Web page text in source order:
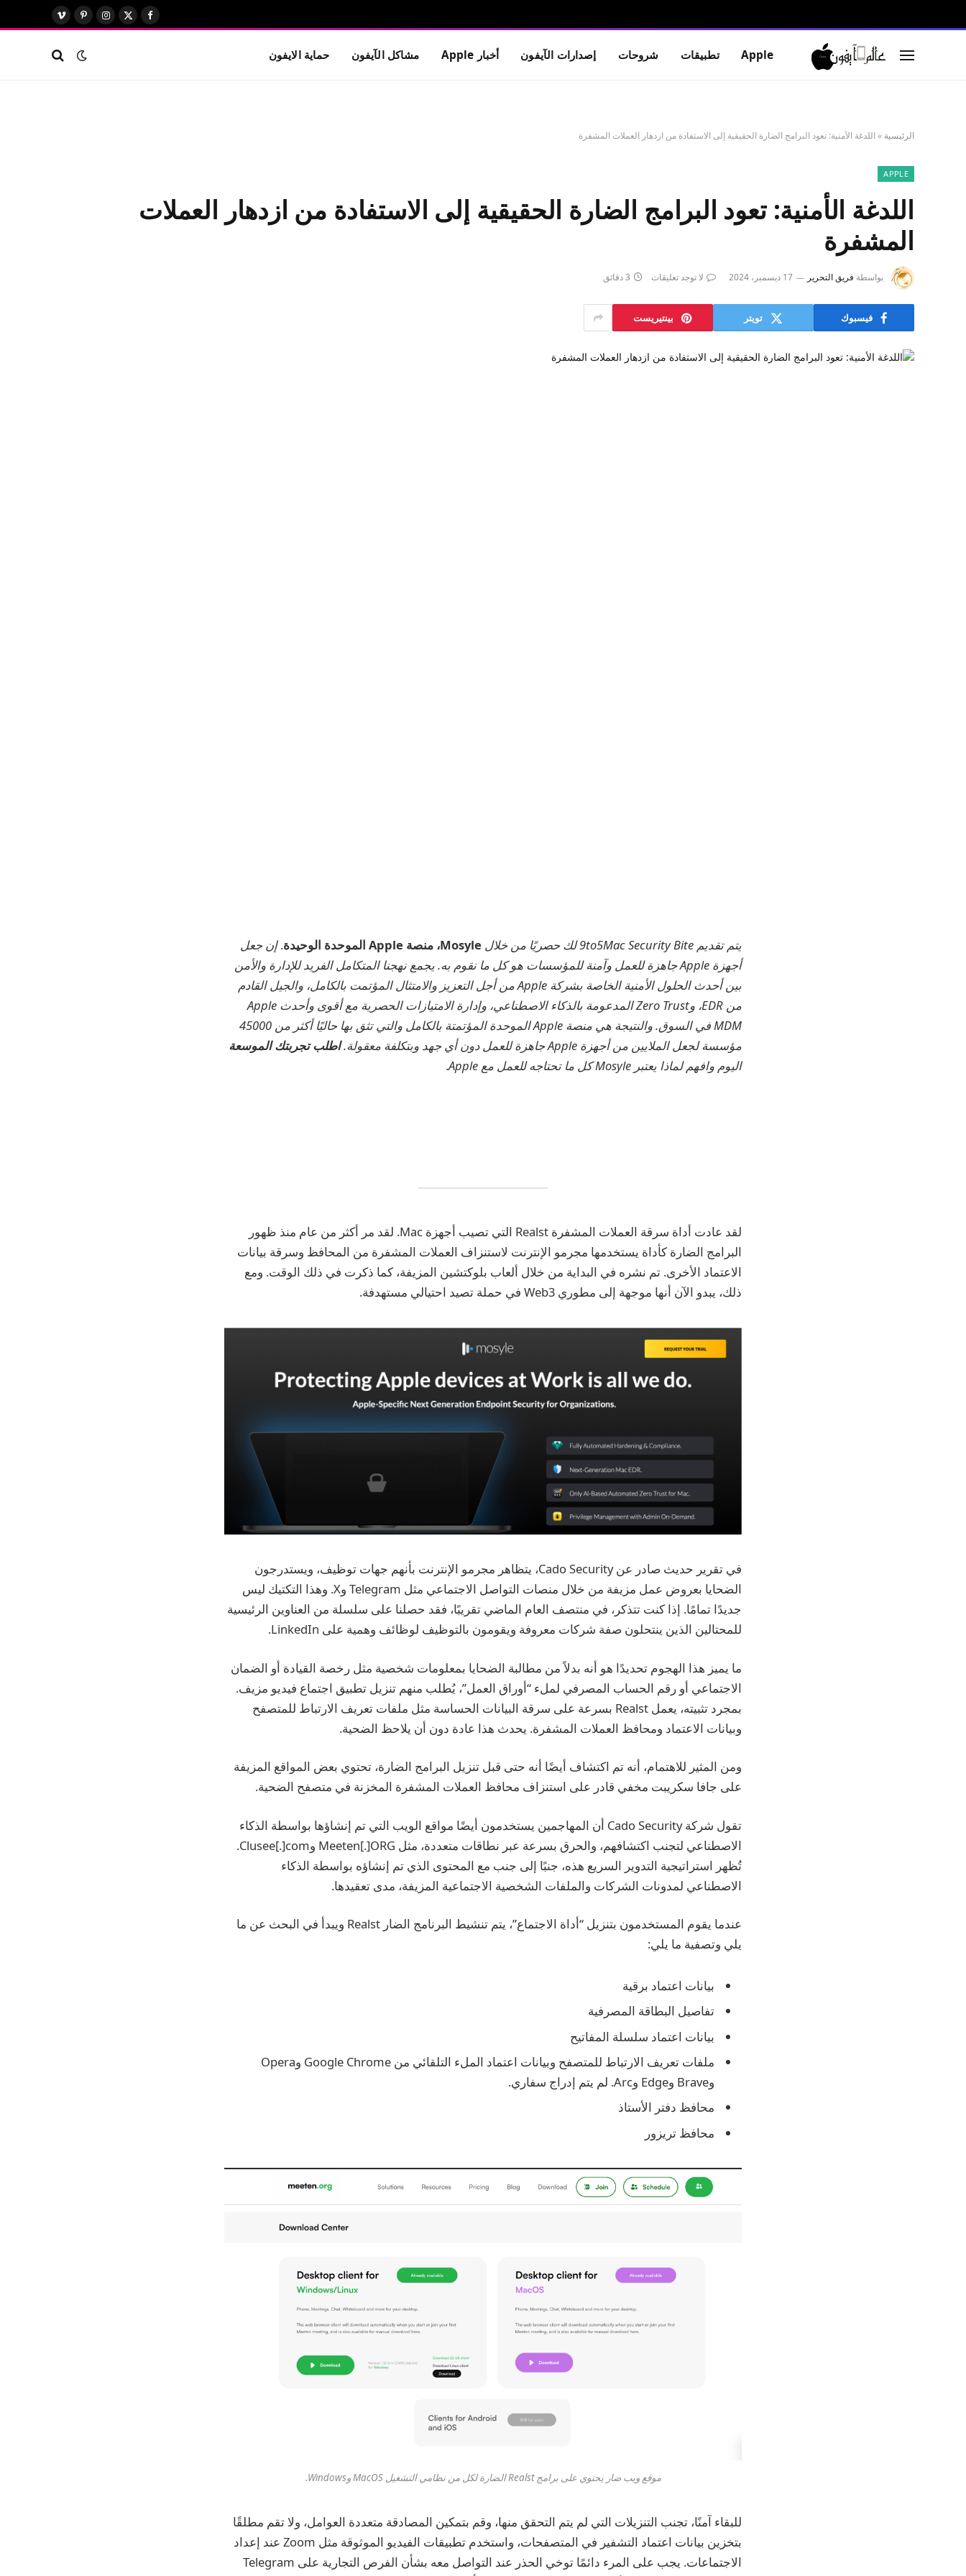
فيسبوك
X
الانستغرام
بينتيريست
فيميو
Apple تطبيقات شروحات إصدارات الآيفون أخبار Apple مشاكل الآيفون حماية الايفون
الرئيسية » اللدغة الأمنية: تعود البرامج الضارة الحقيقية إلى الاستفادة من ازدهار العملات المشفرة
APPLE
اللدغة الأمنية: تعود البرامج الضارة الحقيقية إلى الاستفادة من ازدهار العملات
المشفرة
بواسطة فريق التحرير 17 ديسمبر، 2024 لا توجد تعليقات 3 دقائق
فيسبوك تويتر بينتيريست
يتم تقديم 9to5Mac Security Bite لك حصريًا من خلال Mosyle، منصة Apple الموحدة الوحيدة .إن جعل
أجهزة Apple جاهزة للعمل وآمنة للمؤسسات هو كل ما نقوم به. يجمع نهجنا المتكامل الفريد للإدارة والأمن
بين أحدث الحلول الأمنية الخاصة بشركة Apple من أجل التعزيز والامتثال المؤتمت بالكامل، والجيل القادم
من EDR، وZero Trust المدعومة بالذكاء الاصطناعي، وإدارة الامتيازات الحصرية مع أقوى وأحدث Apple
MDM في السوق. والنتيجة هي منصة Apple الموحدة المؤتمتة بالكامل والتي تثق بها حاليًا أكثر من 45000
مؤسسة لجعل الملايين من أجهزة Apple جاهزة للعمل دون أي جهد وبتكلفة معقولة.
اطلب تجربتك الموسعة
اليوم وافهم لماذا يعتبر Mosyle كل ما تحتاجه للعمل مع Apple
.
لقد عادت أداة سرقة العملات المشفرة Realst التي تصيب أجهزة Mac. لقد مر أكثر من عام منذ ظهور
البرامج الضارة كأداة يستخدمها مجرمو الإنترنت لاستنزاف العملات المشفرة من المحافظ وسرقة بيانات
الاعتماد الأخرى. تم نشره في البداية من خلال ألعاب بلوكتشين المزيفة، كما ذكرت في ذلك الوقت. ومع
ذلك، يبدو الآن أنها موجهة إلى مطوري Web3 في حملة تصيد احتيالي مستهدفة.
في تقرير حديث صادر عن Cado Security، يتظاهر مجرمو الإنترنت بأنهم جهات توظيف، ويستدرجون
الضحايا بعروض عمل مزيفة من خلال منصات التواصل الاجتماعي مثل Telegram وX. وهذا التكتيك ليس
جديدًا تمامًا. إذا كنت تتذكر، في منتصف العام الماضي تقريبًا، فقد حصلنا على سلسلة من العناوين الرئيسية
للمحتالين الذين ينتحلون صفة شركات معروفة ويقومون بالتوظيف لوظائف وهمية على LinkedIn.
ما يميز هذا الهجوم تحديدًا هو أنه بدلاً من مطالبة الضحايا بمعلومات شخصية مثل رخصة القيادة أو الضمان
الاجتماعي أو رقم الحساب المصرفي لملء “أوراق العمل”، يُطلب منهم تنزيل تطبيق اجتماع فيديو مزيف.
بمجرد تثبيته، يعمل Realst بسرعة على سرقة البيانات الحساسة مثل ملفات تعريف الارتباط للمتصفح
وبيانات الاعتماد ومحافظ العملات المشفرة. يحدث هذا عادة دون أن يلاحظ الضحية.
ومن المثير للاهتمام، أنه تم اكتشاف أيضًا أنه حتى قبل تنزيل البرامج الضارة، تحتوي بعض المواقع المزيفة
على جافا سكريبت مخفي قادر على استنزاف محافظ العملات المشفرة المخزنة في متصفح الضحية.
تقول شركة Cado Security أن المهاجمين يستخدمون أيضًا مواقع الويب التي تم إنشاؤها بواسطة الذكاء
الاصطناعي لتجنب اكتشافهم، والحرق بسرعة عبر نطاقات متعددة، مثل Meeten[.]ORG وClusee[.]com.
تُظهر استراتيجية التدوير السريع هذه، جنبًا إلى جنب مع المحتوى الذي تم إنشاؤه بواسطة الذكاء
الاصطناعي لمدونات الشركات والملفات الشخصية الاجتماعية المزيفة، مدى تعقيدها.
عندما يقوم المستخدمون بتنزيل “أداة الاجتماع”، يتم تنشيط البرنامج الضار Realst ويبدأ في البحث عن ما
يلي وتصفية ما يلي:
بيانات اعتماد برقية
تفاصيل البطاقة المصرفية
بيانات اعتماد سلسلة المفاتيح
ملفات تعريف الارتباط للمتصفح وبيانات اعتماد الملء التلقائي من Google Chrome وOpera
وBrave وEdge وArc. لم يتم إدراج سفاري.
محافظ دفتر الأستاذ
محافظ تريزور
موقع ويب ضار يحتوي على برامج Realst الضارة لكل من نظامي التشغيل MacOS وWindows.
للبقاء آمنًا، تجنب التنزيلات التي لم يتم التحقق منها، وقم بتمكين المصادقة متعددة العوامل، ولا تقم مطلقًا
بتخزين بيانات اعتماد التشفير في المتصفحات، واستخدم تطبيقات الفيديو الموثوقة مثل Zoom عند إعداد
الاجتماعات. يجب على المرء دائمًا توخي الحذر عند التواصل معه بشأن الفرص التجارية على Telegram